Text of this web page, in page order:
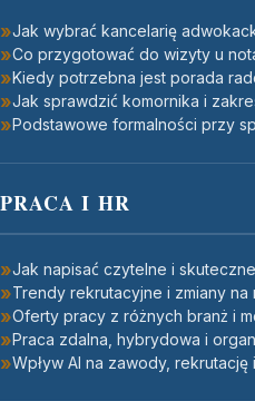
Jak wybrać kancelarię
Co przygotować do wizyty u
Kiedy potrzebna jest porada
Jak sprawdzić komornika i
Podstawowe formalności przy
PRACA I HR
Jak napisać czytelne i
Trendy rekrutacyjne i zmiany na
Oferty pracy z różnych branż i
Praca zdalna, hybrydowa i
Wpływ AI na zawody,